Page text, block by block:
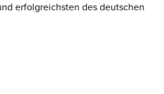
erfolgreichsten des deutschen